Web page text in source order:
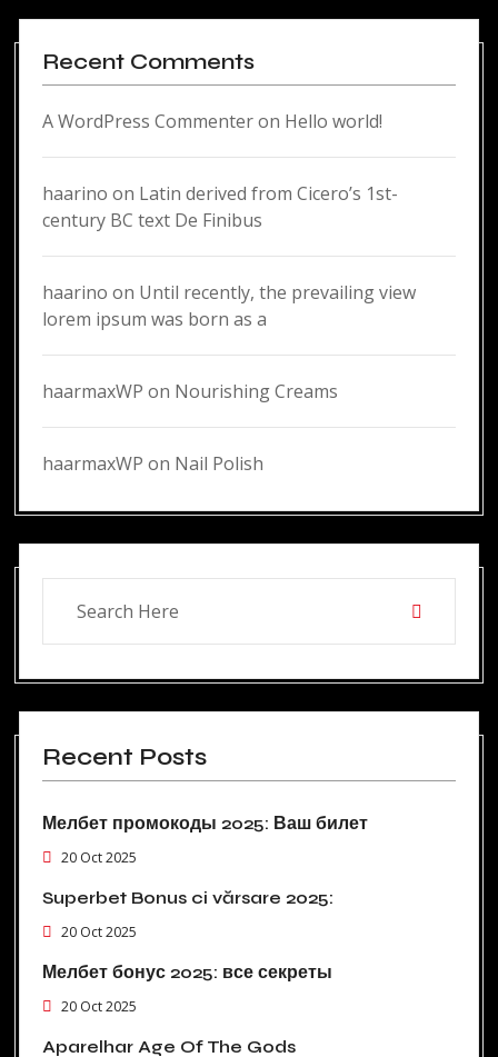
Recent Comments
A WordPress Commenteron Hello world!
haarino on Latin derived from Cicero’s 1st-
century BC text De Finibus
haarino on Until recently, the prevailing view
lorem ipsum was born as a
haarmaxWP on Nourishing Creams
haarmaxWP on Nail Polish
Recent Posts
Мелбет промокоды 2025: Ваш билет
20 Oct 2025
Superbet Bonus ci vărsare 2025:
20 Oct 2025
Мелбет бонус 2025: все секреты
20 Oct 2025
Aparelhar Age Of The Gods